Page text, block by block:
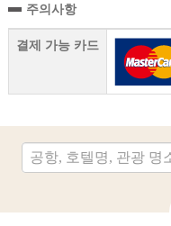
주의사항
결제 가능 카드